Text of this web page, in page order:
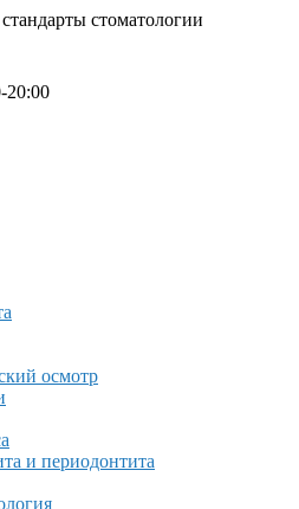
стоматологии
20:00
осмотр
и периодонтита